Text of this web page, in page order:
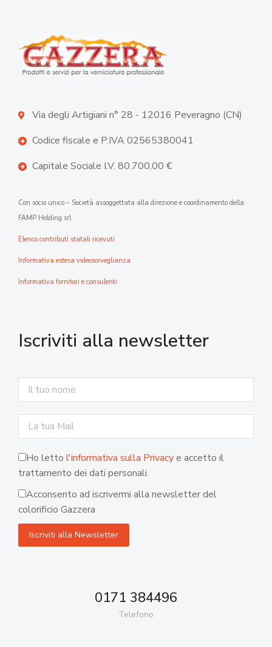
Via degli Artigiani n° 28 - 12016 Peveragno (CN)
Codice fiscale e P.IVA 02565380041
Capitale Sociale I.V. 80.700,00 €
Con socio unico – Società assoggettata alla direzione e coordinamento della
FAMP Holding srl
Elenco contributi statali ricevuti
Informativa estesa videosorveglianza
Informativa fornitori e consulenti
Iscriviti alla newsletter
Ho letto l'informativa sulla Privacye accetto il
trattamento dei dati personali.
Acconsento ad iscrivermi alla newsletter del
colorificio Gazzera
0171 384496
Telefono